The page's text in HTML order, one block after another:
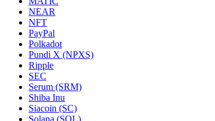
NEAR
NFT
PayPal
Polkadot
Pundi X (NPXS)
Ripple
SEC
Serum (SRM)
Shiba Inu
Siacoin (SC)
Solana (SOL)